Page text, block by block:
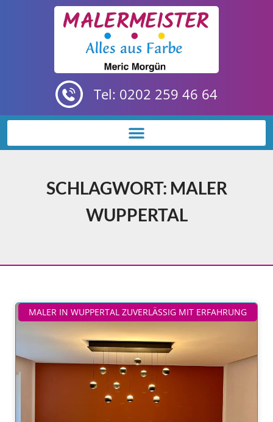
Tel: 0202 259 46 64
SCHLAGWORT: MALER
WUPPERTAL
MALER IN WUPPERTAL ZUVERLÄSSIG MIT ERFAHRUNG